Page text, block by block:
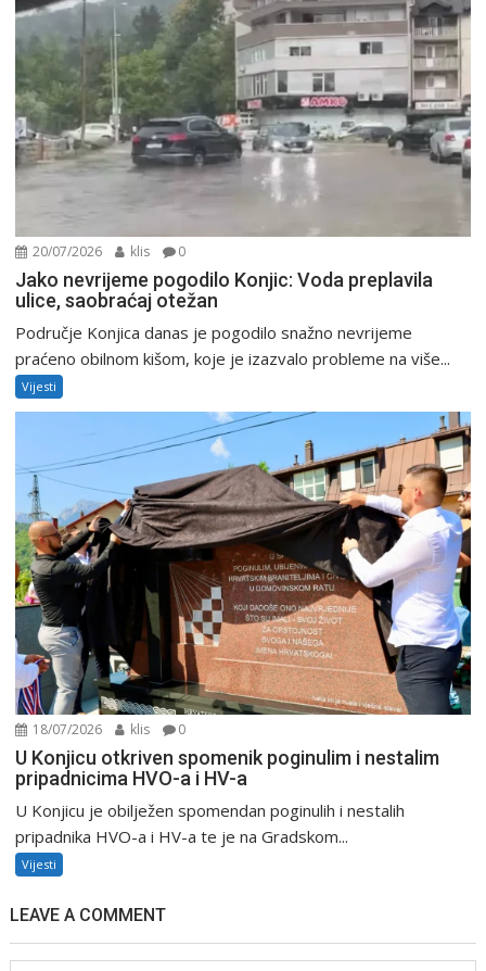
20/07/2026 klis 0
Jako nevrijeme pogodilo Konjic: Voda preplavila
ulice, saobraćaj otežan
Područje Konjica danas je pogodilo snažno nevrijeme
praćeno obilnom kišom, koje je izazvalo probleme na više...
Vijesti
18/07/2026 klis 0
U Konjicu otkriven spomenik poginulim i nestalim
pripadnicima HVO-a i HV-a
U Konjicu je obilježen spomendan poginulih i nestalih
pripadnika HVO-a i HV-a te je na Gradskom...
Vijesti
LEAVE A COMMENT